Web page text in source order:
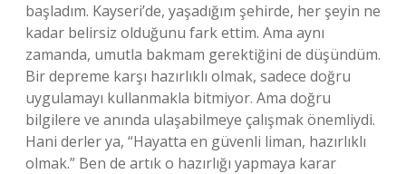
başladım. Kayseri’de, yaşadığım şehirde, her şeyin ne
kadar belirsiz olduğunu fark ettim. Ama aynı
zamanda, umutla bakmam gerektiğini de düşündüm.
Bir depreme karşı hazırlıklı olmak, sadece doğru
uygulamayı kullanmakla bitmiyor. Ama doğru
bilgilere ve anında ulaşabilmeye çalışmak önemliydi.
Hani derler ya, “Hayatta en güvenli liman, hazırlıklı
olmak.” Ben de artık o hazırlığı yapmaya karar